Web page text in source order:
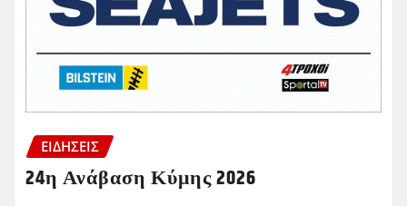
ΕΙΔΗΣΕΙΣ
24η Ανάβαση Κύμης 2026